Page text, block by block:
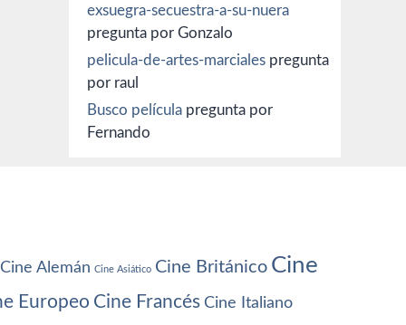
exsuegra-secuestra-a-su-nuera
pregunta por Gonzalo
pelicula-de-artes-marciales pregunta
por raul
Busco película pregunta por
Fernando
Cine Alemán Cine Asiático Cine Británico Cine
Europeo Cine Francés Cine Italiano